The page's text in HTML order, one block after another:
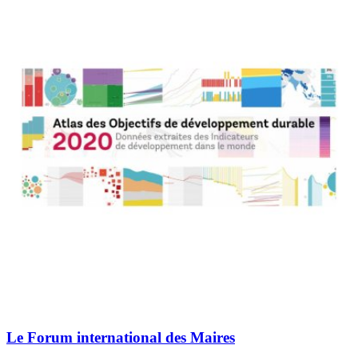
Le Forum international des Maires